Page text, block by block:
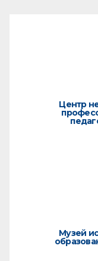
Центр
Музей